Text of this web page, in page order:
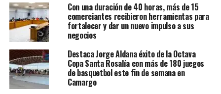
Con una duración de 40 horas, más de 15
comerciantes recibieron herramientas para
fortalecer y dar un nuevo impulso a sus
negocios
Destaca Jorge Aldana éxito de la Octava
Copa Santa Rosalía con más de 180 juegos
de basquetbol este fin de semana en
Camargo